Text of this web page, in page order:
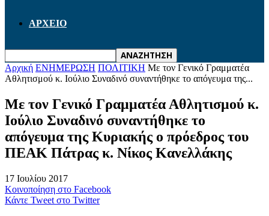
ΑΡΧΕΙΟ
Αρχική ΕΝΗΜΕΡΩΣΗ ΠΟΛΙΤΙΚΗ Με τον Γενικό Γραμματέα
Αθλητισμού κ. Ιούλιο Συναδινό συναντήθηκε το απόγευμα της...
Με τον Γενικό Γραμματέα Αθλητισμού κ.
Ιούλιο Συναδινό συναντήθηκε το
απόγευμα της Κυριακής ο πρόεδρος του
ΠΕΑΚ Πάτρας κ. Νίκος Κανελλάκης
17 Ιουλίου 2017
Κοινοποίηση στο Facebook
Κάντε Tweet στο Twitter